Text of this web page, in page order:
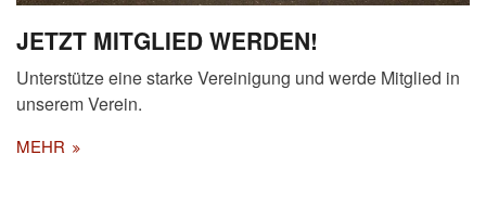
JETZT MITGLIED WERDEN!
Unterstütze eine starke Vereinigung und werde Mitglied in
unserem Verein.
MEHR